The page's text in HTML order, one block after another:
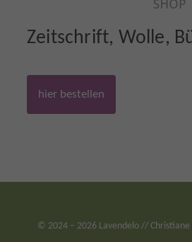
Zeitschrift, Wolle,
hier bestellen
© 2024 – 2026 Lavendelo //